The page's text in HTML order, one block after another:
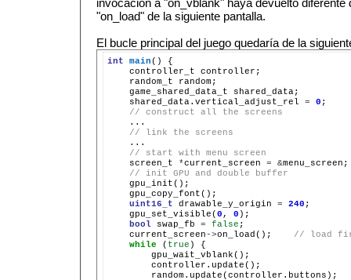
invocación a "on_vblank" haya devuelto
"on_load" de la siguiente pantalla.
El bucle principal del juego quedaría de la
int main()
controller_t
random_t
game_shared_data_t
shared_data.vertical_adjust_rel
= 0
// construct all the screens
// link the screens
// start with menu screen
screen_t
*current_screen = &
// init GPU and double buffer
uint16_t
drawable_y_origin = 240
gpu_set_visible( 0 , 0
bool
swap_fb = false
current_screen->on_load();
// load
while
( true )